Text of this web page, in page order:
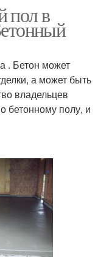
пол в
. Бетон может
а может быть
владельцев
бетонному полу, и